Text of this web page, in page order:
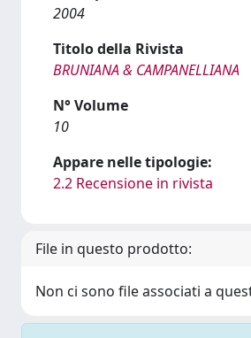
2004
Titolo della Rivista
BRUNIANA & CAMPANELLIANA
N° Volume
10
Appare nelle tipologie:
2.2 Recensione in rivista
File in questo prodotto:
Non ci sono file associati a